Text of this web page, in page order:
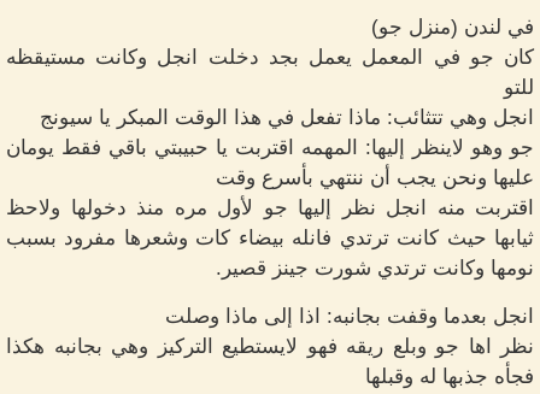
في لندن (منزل جو)
كان جو في المعمل يعمل بجد دخلت انجل وكانت مستيقظه
للتو
انجل وهي تتثائب: ماذا تفعل في هذا الوقت المبكر يا سيونج
جو وهو لاينظر إليها: المهمه اقتربت يا حبيبتي باقي فقط يومان
عليها ونحن يجب أن ننتهي بأسرع وقت
اقتربت منه انجل نظر إليها جو لأول مره منذ دخولها ولاحظ
ثيابها حيث كانت ترتدي فانله بيضاء كات وشعرها مفرود بسبب
نومها وكانت ترتدي شورت جينز قصير.
انجل بعدما وقفت بجانبه: اذا إلى ماذا وصلت
نظر اها جو وبلع ريقه فهو لايستطيع التركيز وهي بجانبه هكذا
فجأه جذبها له وقبلها